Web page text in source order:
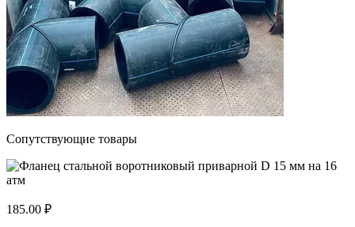
Сопутствующие товары
185.00 ₽